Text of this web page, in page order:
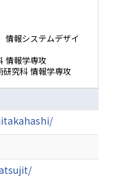
報システムデザイ
情報学専攻
研究科 情報学専攻